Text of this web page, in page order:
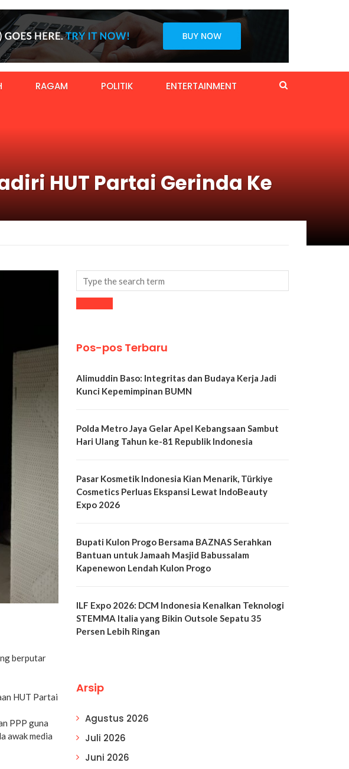
RAGAM POLITIK ENTERTAINMENT
HUT Partai Gerinda Ke
berputar
HUT Partai
PPP guna
awak media
Pos-pos Terbaru
Alimuddin Baso: Integritas dan Budaya Kerja Jadi
Kunci Kepemimpinan BUMN
Polda Metro Jaya Gelar Apel Kebangsaan Sambut
Hari Ulang Tahun ke-81 Republik Indonesia
Pasar Kosmetik Indonesia Kian Menarik, Türkiye
Cosmetics Perluas Ekspansi Lewat IndoBeauty
Expo 2026
Bupati Kulon Progo Bersama BAZNAS Serahkan
Bantuan untuk Jamaah Masjid Babussalam
Kapenewon Lendah Kulon Progo
ILF Expo 2026: DCM Indonesia Kenalkan Teknologi
STEMMA Italia yang Bikin Outsole Sepatu 35
Persen Lebih Ringan
Arsip
Agustus 2026
Juli 2026
Juni 2026